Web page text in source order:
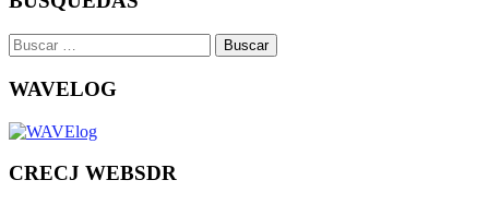
Buscar:
WAVELOG
CRECJ WEBSDR